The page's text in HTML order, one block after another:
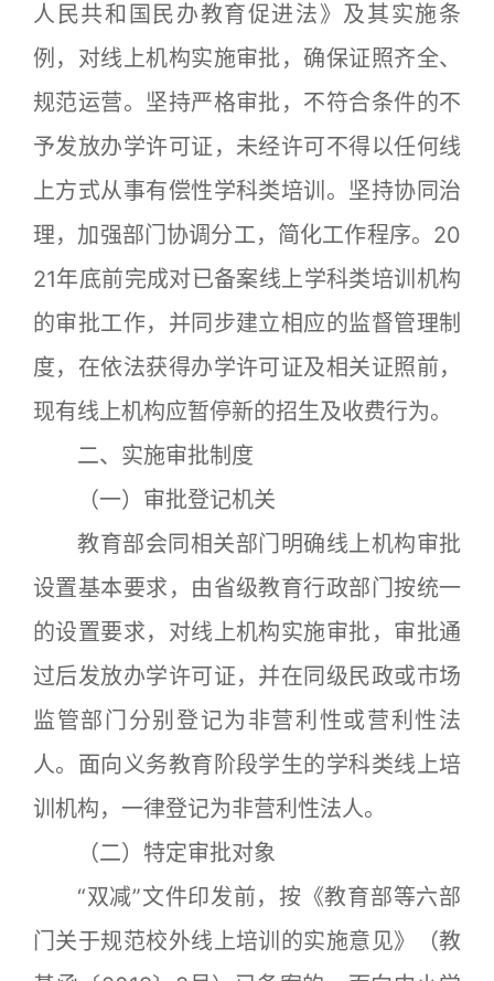
人民共和国民办教育促进法》及其实施条
例，对线上机构实施审批，确保证照齐全、
规范运营。坚持严格审批，不符合条件的不
予发放办学许可证，未经许可不得以任何线
上方式从事有偿性学科类培训。坚持协同治
理，加强部门协调分工，简化工作程序。20
21年底前完成对已备案线上学科类培训机构
的审批工作，并同步建立相应的监督管理制
度，在依法获得办学许可证及相关证照前，
现有线上机构应暂停新的招生及收费行为。
二、实施审批制度
（一）审批登记机关
教育部会同相关部门明确线上机构审批
设置基本要求，由省级教育行政部门按统一
的设置要求，对线上机构实施审批，审批通
过后发放办学许可证，并在同级民政或市场
监管部门分别登记为非营利性或营利性法
人。面向义务教育阶段学生的学科类线上培
训机构，一律登记为非营利性法人。
（二）特定审批对象
“双减”文件印发前，按《教育部等六部
门关于规范校外线上培训的实施意见》（教